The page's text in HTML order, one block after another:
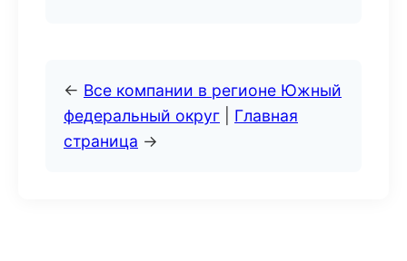
← Все компании в регионе Южный
федеральный округ
Главная
страница →